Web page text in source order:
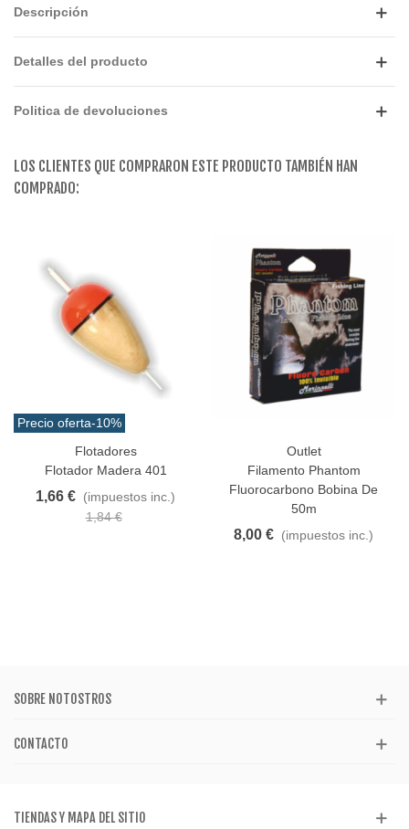
Descripción
Detalles del producto
Politica de devoluciones
LOS CLIENTES QUE COMPRARON ESTE PRODUCTO TAMBIÉN HAN
COMPRADO:
Precio oferta-10%
Flotadores
Flotador Madera 401
1,66 € (impuestos inc.)
1,84 €
Outlet
Filamento Phantom
Fluorocarbono Bobina De
50m
8,00 € (impuestos inc.)
SOBRE NOTOSTROS
CONTACTO
TIENDAS Y MAPA DEL SITIO